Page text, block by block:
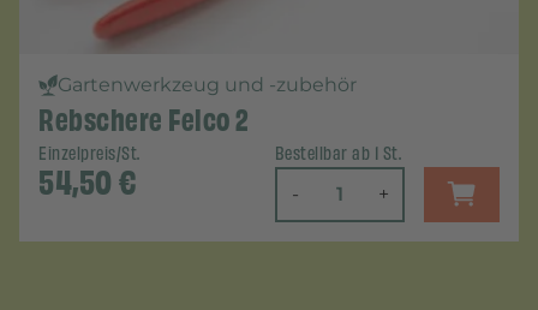
Gartenwerkzeug und -zubehör
Rebschere Felco 2
Einzelpreis/St.
54,50€
Bestellbar ab 1 St.
- +